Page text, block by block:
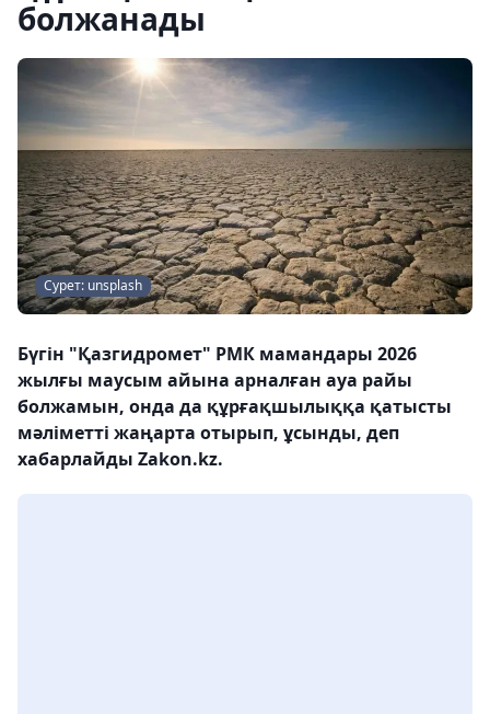
болжанады
Сурет: unsplash
Бүгін "Қазгидромет" РМК мамандары 2026
жылғы маусым айына арналған ауа райы
болжамын, онда да құрғақшылыққа қатысты
мәліметті жаңарта отырып, ұсынды, деп
хабарлайды Zakon.kz.